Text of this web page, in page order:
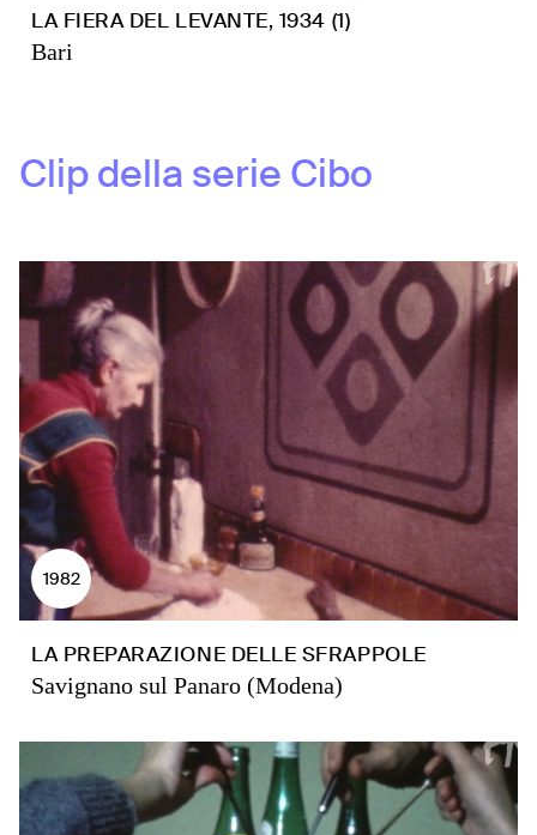
LA FIERA DEL LEVANTE, 1934 (1)
Bari
Clip della serie Cibo
1982
LA PREPARAZIONE DELLE SFRAPPOLE
Savignano sul Panaro (Modena)